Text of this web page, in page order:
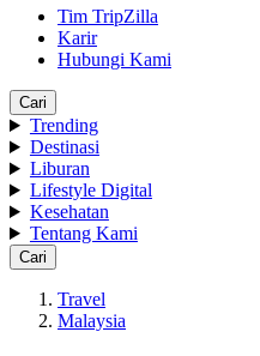
Tim TripZilla
Karir
Hubungi Kami
Cari
Trending
Destinasi
Liburan
Lifestyle Digital
Kesehatan
Tentang Kami
Cari
Travel
Malaysia